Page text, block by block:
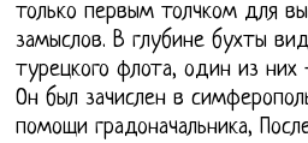
только первым толчком для
замыслов. В глубине бухты
турецкого флота, один из
Он был зачислен в
помощи градоначальника,